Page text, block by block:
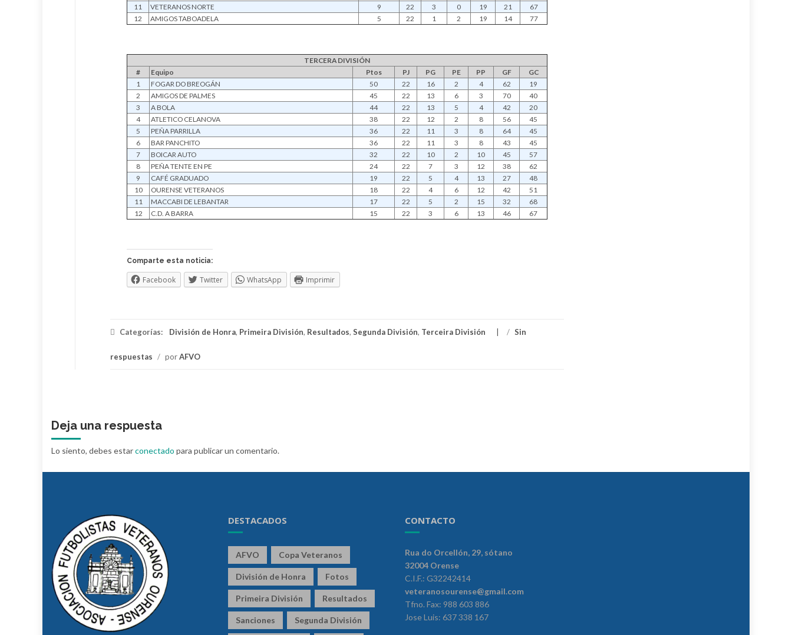
11
VETERANOS NORTE 9 22 3 0 19 21
67
12
AMIGOS TABOADELA 5 22 1 2 19 14 77
TERCERA DIVISIÓN
#
Equipo Ptos PJ PG PE PP GF
GC
1
FOGAR DO BREOGÁN 50 22 16 2 4 62
19
2
AMIGOS DE PALMES 45 22 13 6 3 70
40
3
A BOLA 44 22 13 5 4 42
20
4
ATLETICO CELANOVA 38 22 12 2 8 56
45
5
PEÑA PARRILLA 36 22 11 3 8 64
45
6
BAR PANCHITO 36 22 11 3 8 43
45
7
BOICAR AUTO 32 22 10 2 10 45
57
8
PEÑA TENTE EN PE 24 22 7 3 12 38
62
9
CAFÉ GRADUADO 19 22 5 4 13 27
48
10
OURENSE VETERANOS 18 22 4 6 12 42
51
11
MACCABI DE LEBANTAR 17 22 5 2 15 32
68
12
C.D. A BARRA 15 22 3 6 13 46 67
Comparte esta noticia:
Facebook Twitter WhatsApp Imprimir
Categorías: División de Honra, Primeira División, Resultados, Segunda División, Terceira División / Sin
respuestas / porAFVO
Deja una respuesta
Lo siento, debes estarconectado para publicar un comentario.
DESTACADOS
AFVO Copa Veteranos
División de Honra Fotos
Primeira División Resultados
Sanciones Segunda División
CONTACTO
Rua do Orcellón, 29, sótano
32004 Orense
C.I.F.: G32242414
veteranosourense@gmail.com
Tfno. Fax: 988 603 886
Jose Luis: 637 338 167